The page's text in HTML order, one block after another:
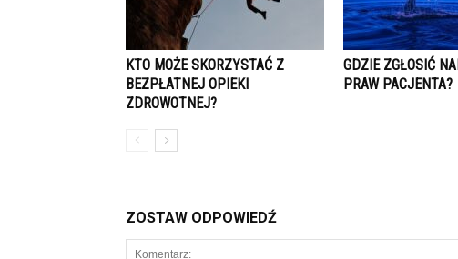
KTO MOŻE SKORZYSTAĆ Z
BEZPŁATNEJ OPIEKI
ZDROWOTNEJ?
GDZIE ZGŁOSIĆ
PRAW PACJENTA?
ZOSTAW ODPOWIEDŹ